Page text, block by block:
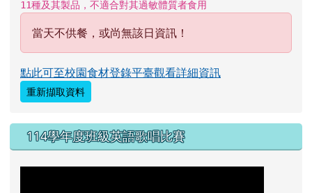
11種及其製品，不適合對其過敏體質者食用
當天不供餐，或尚無該日資訊！
點此可至校園食材登錄平臺觀看詳細資訊
重新擷取資料
114學年度班級英語歌唱比賽